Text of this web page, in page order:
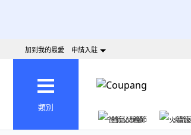
加到我的最愛 申請入駐
類別
爸氣父親節
火箭